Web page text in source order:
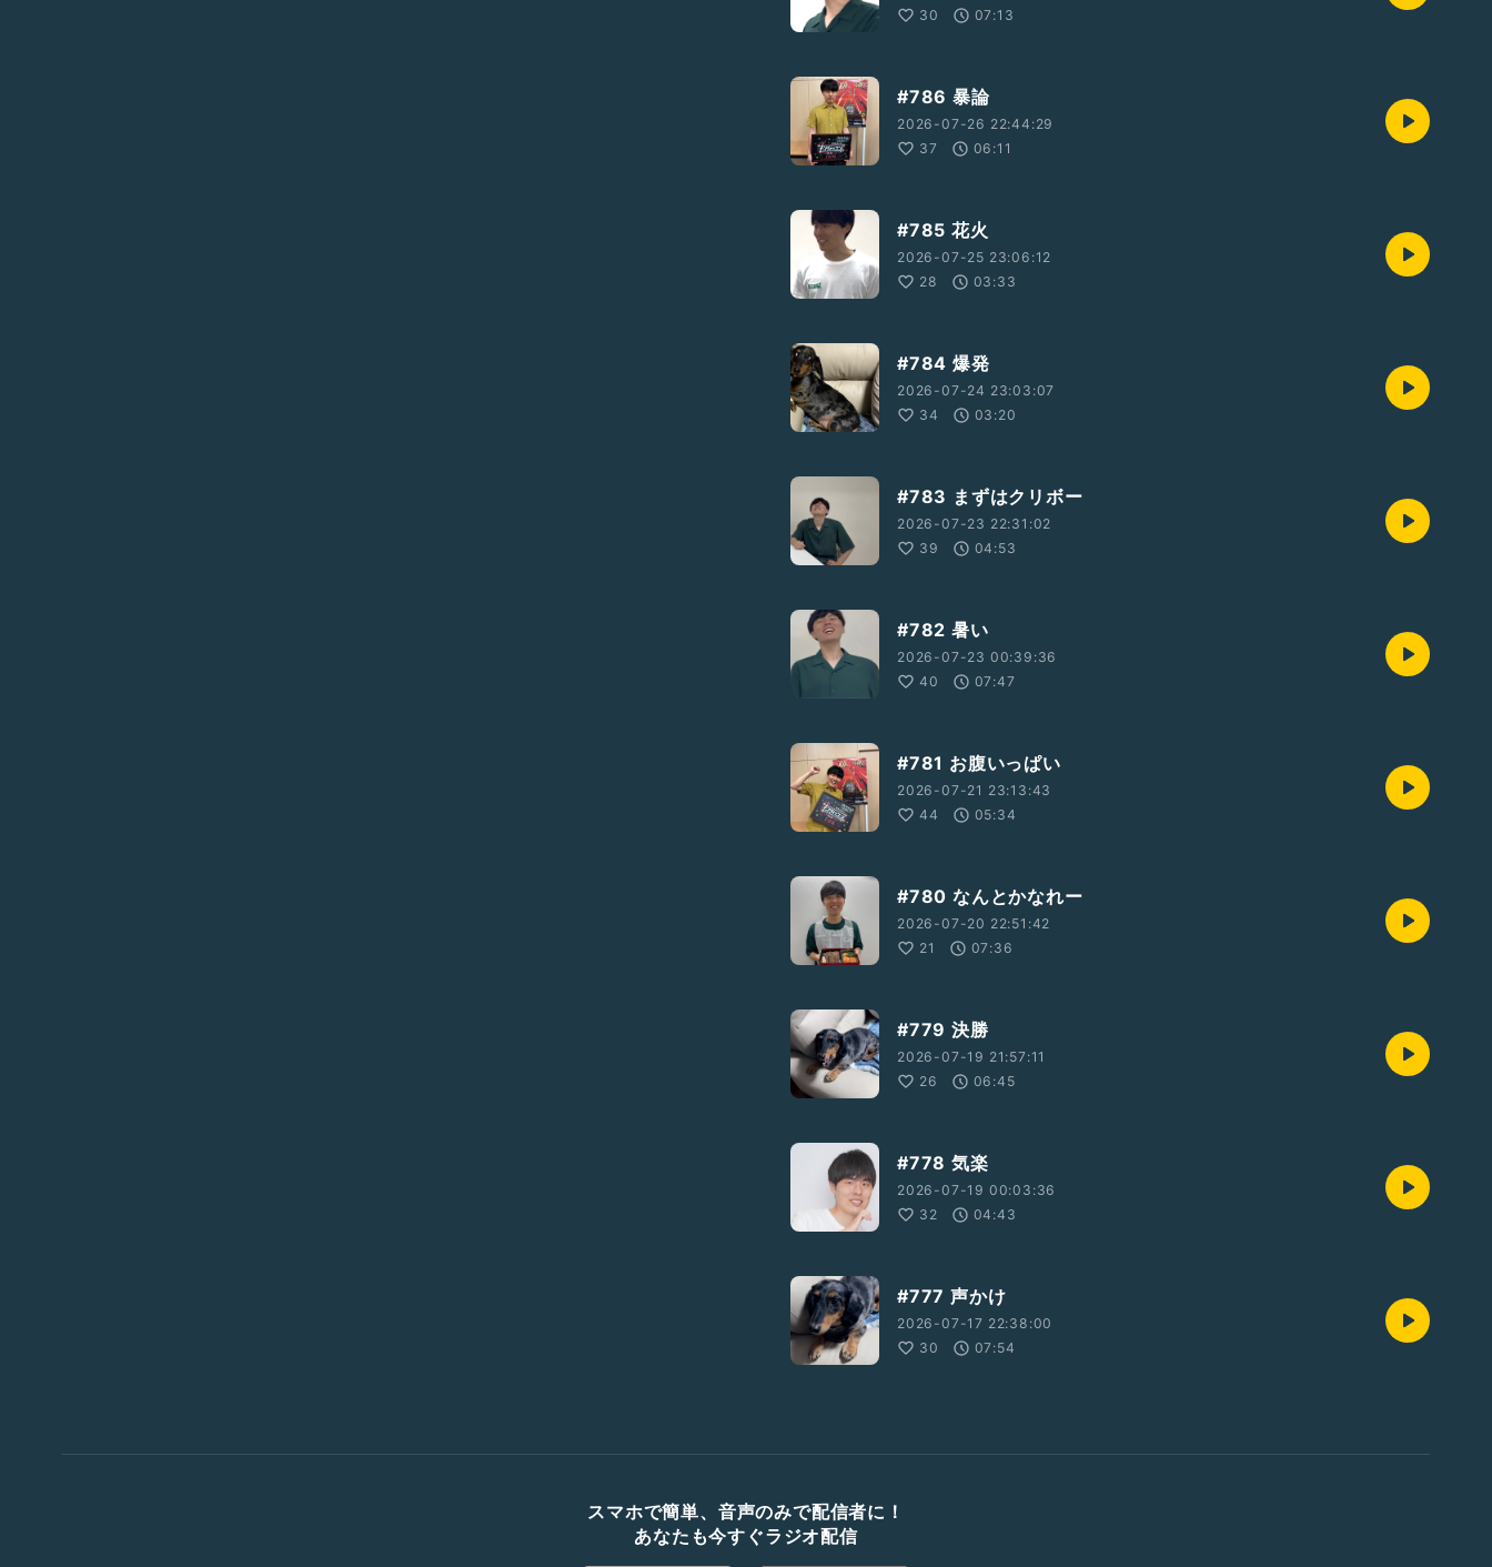
30
07:13
#786 暴論
2026-07-26 22:44:29
37
06:11
#785 花火
2026-07-25 23:06:12
28
03:33
#784 爆発
2026-07-24 23:03:07
34
03:20
#783 まずはクリボー
2026-07-23 22:31:02
39
04:53
#782 暑い
2026-07-23 00:39:36
40
07:47
#781 お腹いっぱい
2026-07-21 23:13:43
44
05:34
#780 なんとかなれー
2026-07-20 22:51:42
21
07:36
#779 決勝
2026-07-19 21:57:11
26
06:45
#778 気楽
2026-07-19 00:03:36
32
04:43
#777 声かけ
2026-07-17 22:38:00
30
07:54
スマホで簡単、音声のみで配信者に！
あなたも今すぐラジオ配信